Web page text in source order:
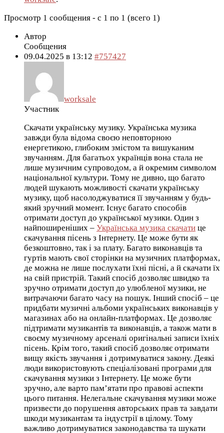
Просмотр 1 сообщения - с 1 по 1 (всего 1)
Автор
Сообщения
09.04.2025 в 13:12 #757427
worksale
Участник
Скачати українську музику. Українська музика
завжди була відома своєю неповторною
енергетикою, глибоким змістом та вишуканим
звучанням. Для багатьох українців вона стала не
лише музичним супроводом, а й окремим символом
національної культури. Тому не дивно, що багато
людей шукають можливості скачати українську
музику, щоб насолоджуватися її звучанням у будь-
який зручний момент. Існує багато способів
отримати доступ до української музики. Один з
найпоширеніших – Українська музика скачати це
скачування пісень з Інтернету. Це може бути як
безкоштовно, так і за плату. Багато виконавців та
гуртів мають свої сторінки на музичних платформах,
де можна не лише послухати їхні пісні, а й скачати їх
на свій пристрій. Такий спосіб дозволяє швидко та
зручно отримати доступ до улюбленої музики, не
витрачаючи багато часу на пошук. Інший спосіб – це
придбати музичні альбоми українських виконавців у
магазинах або на онлайн-платформах. Це дозволяє
підтримати музикантів та виконавців, а також мати в
своєму музичному арсеналі оригінальні записи їхніх
пісень. Крім того, такий спосіб дозволяє отримати
вищу якість звучання і дотримуватися закону. Деякі
люди використовують спеціалізовані програми для
скачування музики з Інтернету. Це може бути
зручно, але варто пам’ятати про правові аспекти
цього питання. Нелегальне скачування музики може
призвести до порушення авторських прав та завдати
шкоди музикантам та індустрії в цілому. Тому
важливо дотримуватися законодавства та шукати